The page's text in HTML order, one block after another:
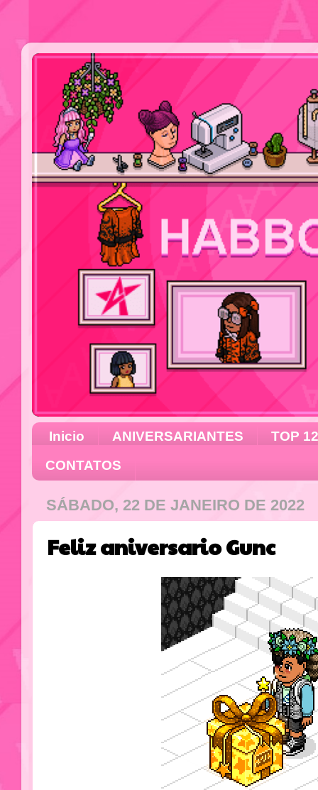
Inicio ANIVERSARIANTES
TOP 12
CONTATOS
SÁBADO, 22 DE JANEIRO DE 2022
Feliz aniversario Gunc